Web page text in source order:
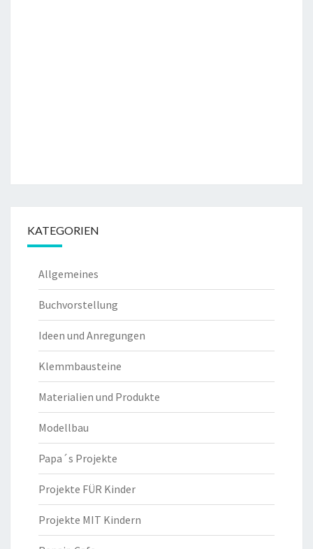
KATEGORIEN
Allgemeines
Buchvorstellung
Ideen und Anregungen
Klemmbausteine
Materialien und Produkte
Modellbau
Papa´s Projekte
Projekte FÜR Kinder
Projekte MIT Kindern